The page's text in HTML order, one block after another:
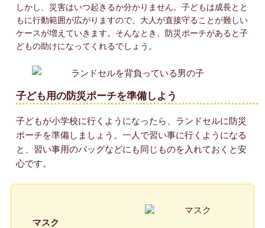
しかし、災害はいつ起きるか分かりません。子どもは成長とと
もに行動範囲が広がりますので、大人が直接守ることが難しい
ケースが増えていきます。そんなとき、防災ポーチがあると子
どもの助けになってくれるでしょう。
子ども用の防災ポーチを準備しよう
子どもが小学校に行くようになったら、ランドセルに防災
ポーチを準備しましょう。一人で習い事に行くようになる
と、習い事用のバッグなどにも同じものを入れておくと安
心です。
マスク